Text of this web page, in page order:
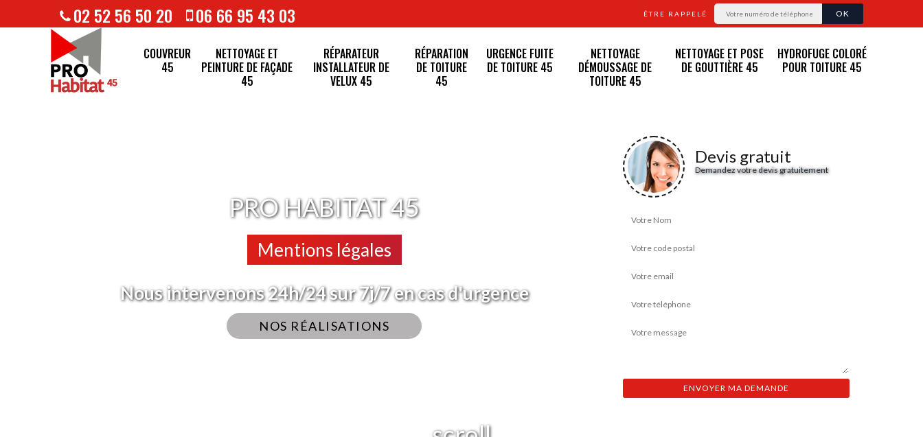
02 52 56 50 20 06 66 95 43 03 ÊTRE RAPPELÉ
COUVREUR
45
NETTOYAGE ET
PEINTURE DE FAÇADE
45
RÉPARATEUR
INSTALLATEUR DE
VELUX 45
RÉPARATION
DE TOITURE
45
URGENCE FUITE
DE TOITURE 45
NETTOYAGE
DÉMOUSSAGE DE
TOITURE 45
NETTOYAGE ET POSE
DE GOUTTIÈRE 45
HYDROFUGE COLORÉ
POUR TOITURE 45
PRO HABITAT 45
Mentions légales
Nous intervenons 24h/24 sur 7j/7 en cas d'urgence
NOS RÉALISATIONS
Devis gratuit
Demandez votre devis gratuitement